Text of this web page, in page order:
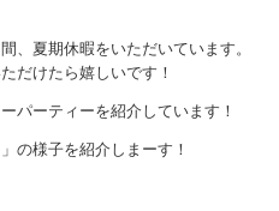
、夏期休暇をいただいています。
だけたら嬉しいです！
パーティーを紹介しています！
の様子を紹介しまーす！